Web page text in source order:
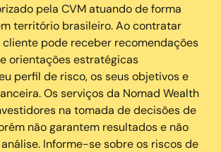
pela CVM atuando de forma
território brasileiro. Ao contratar
cliente pode receber recomendações
orientações estratégicas
perfil de risco, os seus objetivos e
Os serviços da Nomad Wealth
na tomada de decisões de
não garantem resultados e não
Informe-se sobre os riscos de